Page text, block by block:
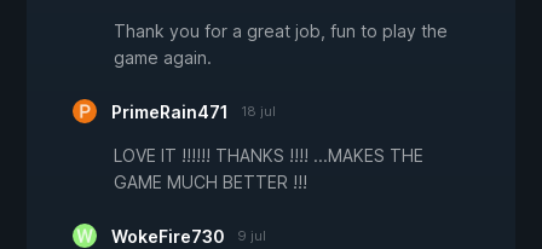
Thank you for a great job, fun to play the
game again.
PrimeRain471 18 jul
LOVE IT !!!!!! THANKS !!!! ...MAKES THE
GAME MUCH BETTER !!!
WokeFire730 9 jul